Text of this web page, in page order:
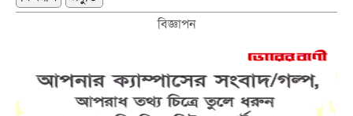
বিজ্ঞাপন